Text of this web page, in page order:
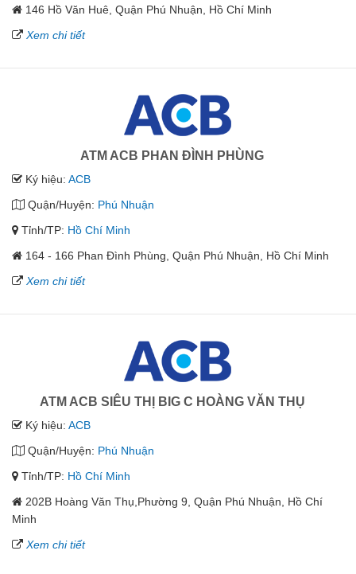
146 Hồ Văn Huê, Quận Phú Nhuận, Hồ Chí Minh
Xem chi tiết
ATM ACB PHAN ĐÌNH PHÙNG
Ký hiệu: ACB
Quận/Huyện: Phú Nhuận
Tỉnh/TP: Hồ Chí Minh
164 - 166 Phan Đình Phùng, Quận Phú Nhuận, Hồ Chí Minh
Xem chi tiết
ATM ACB SIÊU THỊ BIG C HOÀNG VĂN THỤ
Ký hiệu: ACB
Quận/Huyện: Phú Nhuận
Tỉnh/TP: Hồ Chí Minh
202B Hoàng Văn Thụ,Phường 9, Quận Phú Nhuận, Hồ Chí
Minh
Xem chi tiết